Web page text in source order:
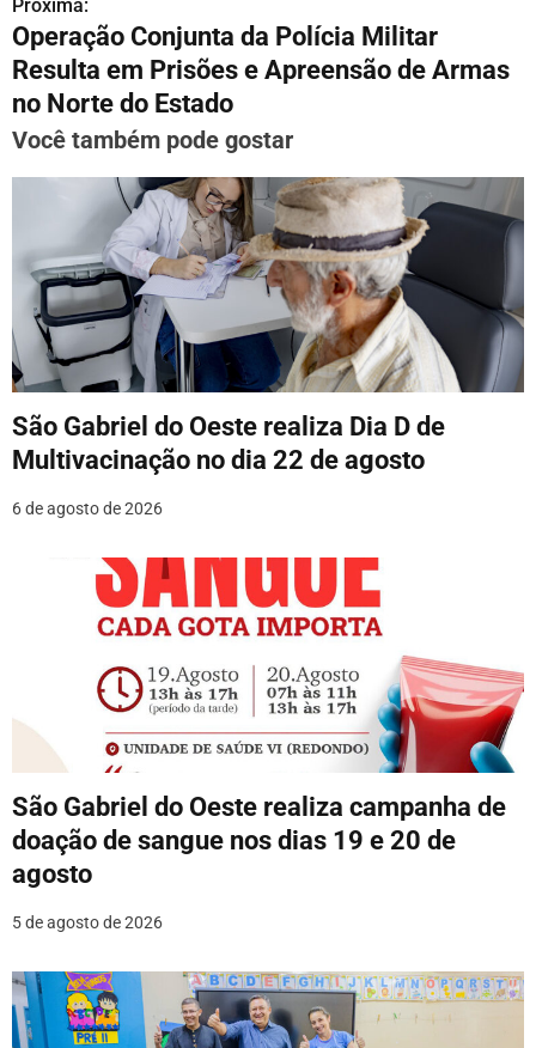
e
g
a
ç
e
P
o
s
t
Próxima:
Operação Conjunta da Polícia Militar
Resulta em Prisões e Apreensão de Armas
no Norte do Estado
Você também pode gostar
São Gabriel do Oeste realiza Dia D de
Multivacinação no dia 22 de agosto
6 de agosto de 2026
São Gabriel do Oeste realiza campanha de
doação de sangue nos dias 19 e 20 de
agosto
5 de agosto de 2026